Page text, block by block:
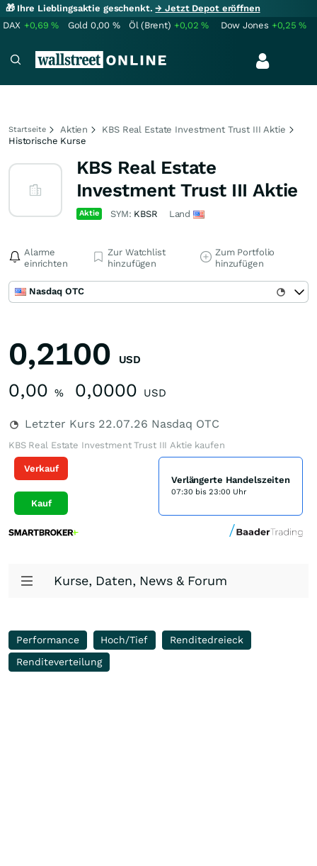
🎁 Ihre Lieblingsaktie geschenkt.→ Jetzt Depot eröffnen
DAX +0,69% Gold 0,00 % Öl (Brent) +0,02% Dow Jones +0,25%
Startseite Aktien
KBS Real Estate Investment Trust III Aktie
Historische Kurse
KBS Real Estate
Investment Trust III Aktie
Aktie SYM: KBSR Land
Alarme
einrichten
Zur Watchlist
hinzufügen
Zum Portfolio
hinzufügen
Nasdaq OTC
0,2100 USD
0,00 % 0,0000 USD
Letzter Kurs 22.07.26 Nasdaq OTC
KBS Real Estate Investment Trust III Aktie kaufen
Verkauf
Kauf
Verlängerte Handelszeiten
07:30 bis 23:00 Uhr
Kurse, Daten, News & Forum
Performance Hoch/Tief
Renditedreieck
Renditeverteilung